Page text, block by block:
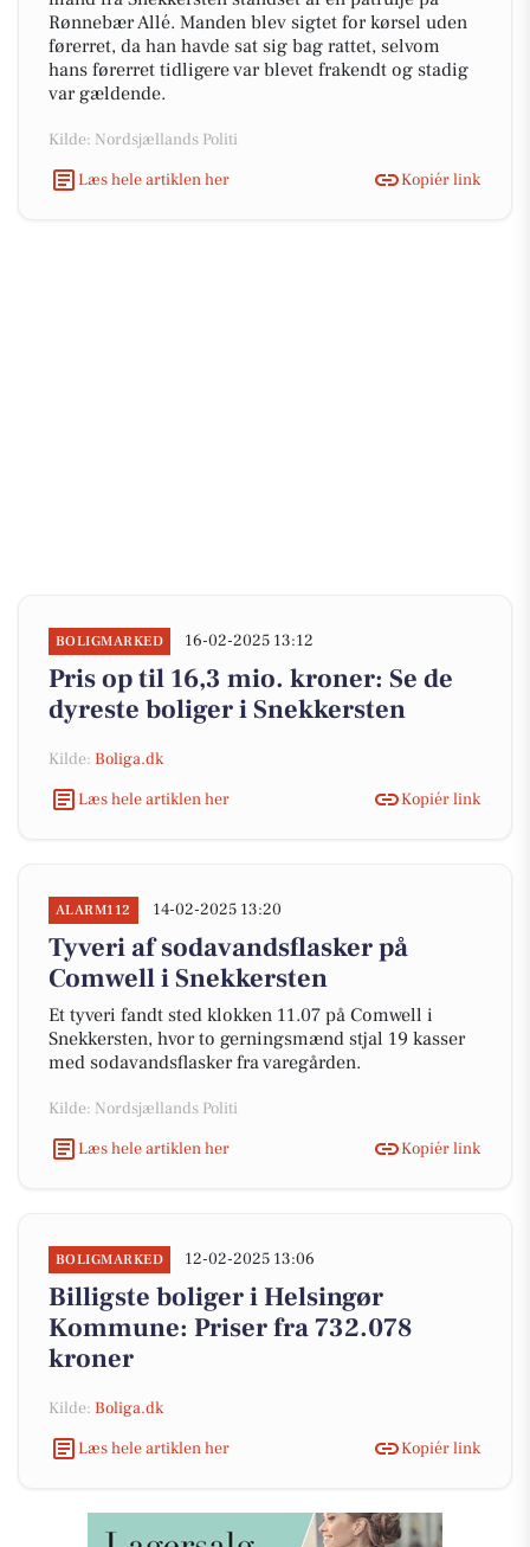
Rønnebær Allé. Manden blev sigtet for kørsel uden
førerret, da han havde sat sig bag rattet, selvom
hans førerret tidligere var blevet frakendt og stadig
var gældende.
Kilde: Nordsjællands Politi
Læs hele artiklen her
Kopiér link
BOLIGMARKED 16-02-2025 13:12
Pris op til 16,3 mio. kroner: Se de
dyreste boliger i Snekkersten
Kilde: Boliga.dk
Læs hele artiklen her
Kopiér link
ALARM112 14-02-2025 13:20
Tyveri af sodavandsflasker på
Comwell i Snekkersten
Et tyveri fandt sted klokken 11.07 på Comwell i
Snekkersten, hvor to gerningsmænd stjal 19 kasser
med sodavandsflasker fra varegården.
Kilde: Nordsjællands Politi
Læs hele artiklen her
Kopiér link
BOLIGMARKED 12-02-2025 13:06
Billigste boliger i Helsingør
Kommune: Priser fra 732.078
kroner
Kilde: Boliga.dk
Læs hele artiklen her
Kopiér link